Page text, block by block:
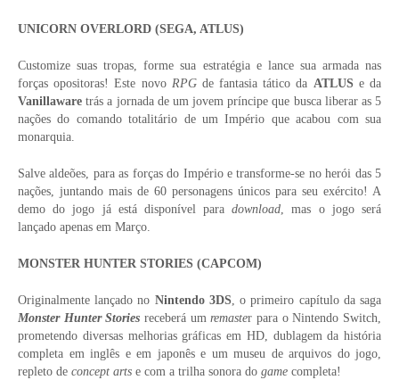
UNICORN OVERLORD (SEGA, ATLUS)
Customize suas tropas, forme sua estratégia e lance sua armada nas
forças opositoras! Este novo RPGde fantasia tático da ATLUS e da
Vanillaware trás a jornada de um jovem príncipe que busca liberar as 5
nações do comando totalitário de um Império que acabou com sua
monarquia.
Salve aldeões, para as forças do Império e transforme-se no herói das 5
nações, juntando mais de 60 personagens únicos para seu exército! A
demo do jogo já está disponível paradownload, mas o jogo será
lançado apenas em Março.
MONSTER HUNTER STORIES (CAPCOM)
Originalmente lançado no Nintendo 3DS, o primeiro capítulo da saga
Monster Hunter Stories receberá umremaster para o Nintendo Switch,
prometendo diversas melhorias gráficas em HD, dublagem da história
completa em inglês e em japonês e um museu de arquivos do jogo,
repleto de concept arts e com a trilha sonora do game completa!